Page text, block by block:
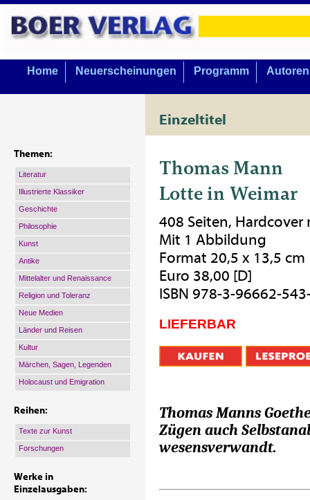
Home Neuerscheinungen Programm Autoren
Einzeltitel
Themen:
Literatur
Illustrierte Klassiker
Geschichte
Philosophie
Kunst
Antike
Mittelalter und Renaissance
Religion und Toleranz
Neue Medien
Länder und Reisen
Kultur
Märchen, Sagen, Legenden
Holocaust und Emigration
Reihen:
Texte zur Kunst
Forschungen
Werke in
Einzelausgaben:
Thomas Mann
Lotte in Weimar
408 Seiten,
Mit 1 Abbildung
Format 20,5 x 13,5 cm
Euro 38,00 [D]
ISBN 978-3-96662-
LIEFERBAR
Thomas Manns
Zügen auch
wesensverwandt.